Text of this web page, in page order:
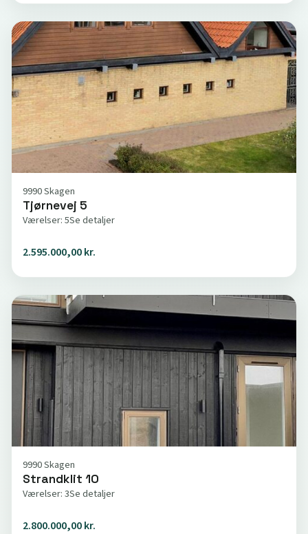
9990 Skagen
Tjørnevej 5
Værelser: 5Se detaljer
2.595.000,00 kr.
9990 Skagen
Strandklit 10
Værelser: 3Se detaljer
2.800.000,00 kr.